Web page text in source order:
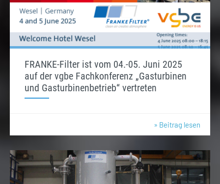
FRANKE-Filter ist vom 04.-05. Juni 2025
auf der vgbe Fachkonferenz „Gasturbinen
und Gasturbinenbetrieb“ vertreten
» Beitrag lesen